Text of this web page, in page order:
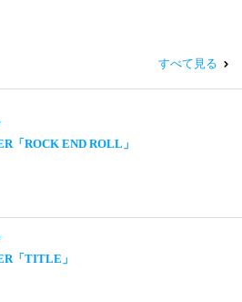
すべて見る
「ROCK END ROLL」
「TITLE」